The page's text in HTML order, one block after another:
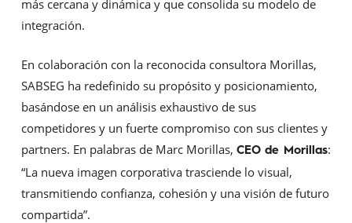
más cercana y dinámica y que consolida su modelo de
integración.
En colaboración con la reconocida consultora Morillas,
SABSEG ha redefinido su propósito y posicionamiento,
basándose en un análisis exhaustivo de sus
competidores y un fuerte compromiso con sus clientes y
partners. En palabras de Marc Morillas, CEO de Morillas:
“La nueva imagen corporativa trasciende lo visual,
transmitiendo confianza, cohesión y una visión de futuro
compartida”.